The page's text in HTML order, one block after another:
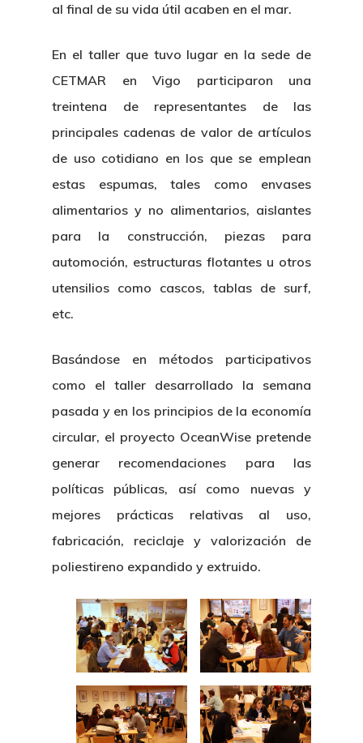
al final de su vida útil acaben en el mar.
En el taller que tuvo lugar en la sede de
CETMAR en Vigo participaron una
treintena de representantes de las
principales cadenas de valor de artículos
de uso cotidiano en los que se emplean
estas espumas, tales como envases
alimentarios y no alimentarios, aislantes
para la construcción, piezas para
automoción, estructuras flotantes u otros
utensilios como cascos, tablas de surf,
etc.
Basándose en métodos participativos
como el taller desarrollado la semana
pasada y en los principios de la economía
circular, el proyecto OceanWise pretende
generar recomendaciones para las
políticas públicas, así como nuevas y
mejores prácticas relativas al uso,
fabricación, reciclaje y valorización de
poliestireno expandido y extruido.